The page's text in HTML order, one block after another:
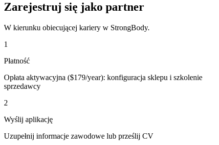
Zarejestruj się jako partner
W kierunku obiecującej kariery w StrongBody.
1
Płatność
Opłata aktywacyjna ($179/year): konfiguracja sklepu i szkolenie
sprzedawcy
2
Wyślij aplikację
Uzupełnij informacje zawodowe lub prześlij CV